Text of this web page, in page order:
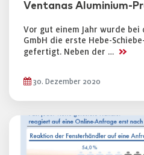
Ventanas Aluminium-
Vor gut einem Jahr wurde bei
GmbH die erste Hebe-
gefertigt. Neben der … >>
30. Dezember 2020